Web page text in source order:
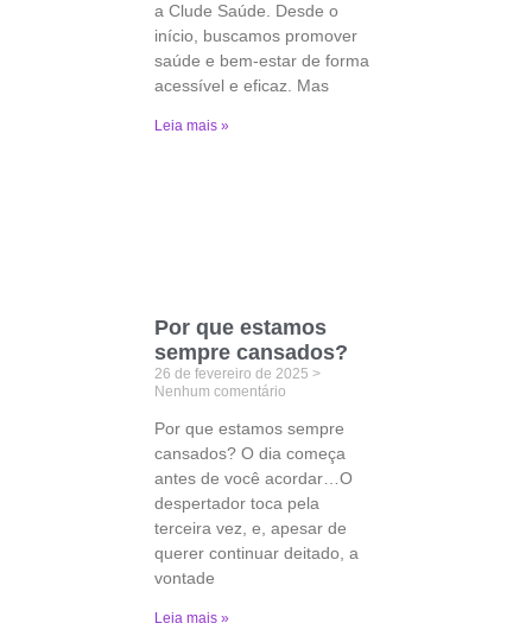
a Clude Saúde. Desde o
início, buscamos promover
saúde e bem-estar de forma
acessível e eficaz. Mas
Leia mais »
Por que estamos
sempre cansados?
26 de fevereiro de 2025
Nenhum comentário
Por que estamos sempre
cansados? O dia começa
antes de você acordar…O
despertador toca pela
terceira vez, e, apesar de
querer continuar deitado, a
vontade
Leia mais »